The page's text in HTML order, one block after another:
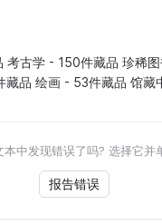
考古学 - 150件藏品 珍稀
品 绘画 - 53件藏品 馆藏
本中发现错误了吗? 选择它并
报告错误